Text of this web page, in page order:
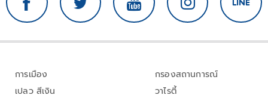
การเมือง
เปลว สีเงิน
กรองสถานการณ์
วาไรตี้